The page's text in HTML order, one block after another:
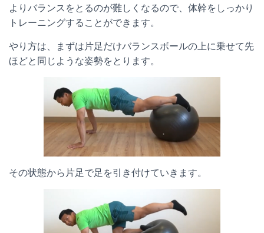
よりバランスをとるのが難しくなるので、体幹をしっかり
トレーニングすることができます。
やり方は、まずは片足だけバランスボールの上に乗せて先
ほどと同じような姿勢をとります。
その状態から片足で足を引き付けていきます。